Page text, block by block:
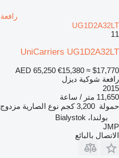
UG1D2A32LT
11
UniCarriers UG1D2A32LT
AED 65,250 €15,380 ≈ $17,770
رافعة شوكية ديزل
2015
11,650 متر / ساعة
حمولة 3,200 كجم نوع الصارية مزدوج
بولندا، Bialystok
JMP
الاتصال بالبائع